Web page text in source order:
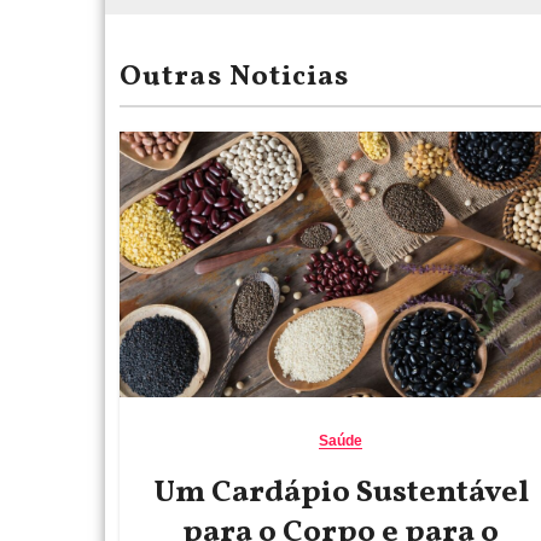
Outras Noticias
Saúde
Um Cardápio Sustentável